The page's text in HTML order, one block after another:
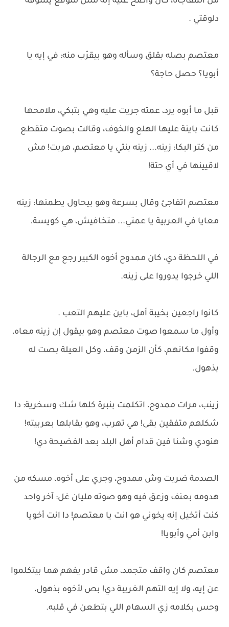
دلوقتي .
معتصم بصله بقلق وسأله وهو بيقرّب منه: في إيه يا
أبويا؟ حصل حاجة؟
قبل ما أبوه يرد، عمته جريت عليه وهي بتبكي، ملامحها
كانت باينة عليها الهلع والخوف، وقالت بصوت متقطع
من كتر البكا: زينه... زينه بنتي يا معتصم، هربت! مش
لاقيينها في أي حتة!
معتصم اتفاجئ وقال بسرعة وهو بيحاول يطمنها: زينه
معايا في العربية يا عمتي... متخافيش، هي كويسة.
في اللحظة دي، كان ممدوح أخوه الكبير رجع مع الرجالة
اللي خرجوا يدوروا على زينه.
كانوا راجعين بخيبة أمل، باين عليهم التعب .
وأول ما سمعوا صوت معتصم وهو بيقول إن زينه معاه،
وقفوا مكانهم، كأن الزمن وقف، وكل العيلة بصت له
بذهول.
زينب، مرات ممدوح، اتكلمت بنبرة كلها شك وسخرية: دا
شكلهم متفقين بقى! هي تهرب، وهو يقابلها بعربيته!
هنودي وشنا فين قدام أهل البلد بعد الفضيحة دي!
الصدمة ضربت وش ممدوح، وجري على أخوه، مسكه من
هدومه بعنف وزعق فيه وهو صوته مليان غل: آخر واحد
كنت أتخيل إنه يخوني هو انت يا معتصم! دا انت أخويا
وابن أمي وأبويا!
معتصم كان واقف متجمد، مش قادر يفهم هما بيتكلموا
عن إيه، ولا إيه التهم الغريبة دي! بص لأخوه بذهول،
وحس بكلامه زي السهام اللي بتطعن في قلبه.